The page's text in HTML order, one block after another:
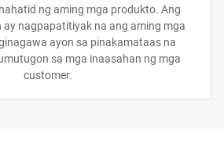
ng aming mga produkto. Ang
nagpapatitiyak na ang aming mga
ayon sa pinakamataas na
sa mga inaasahan ng mga
customer.